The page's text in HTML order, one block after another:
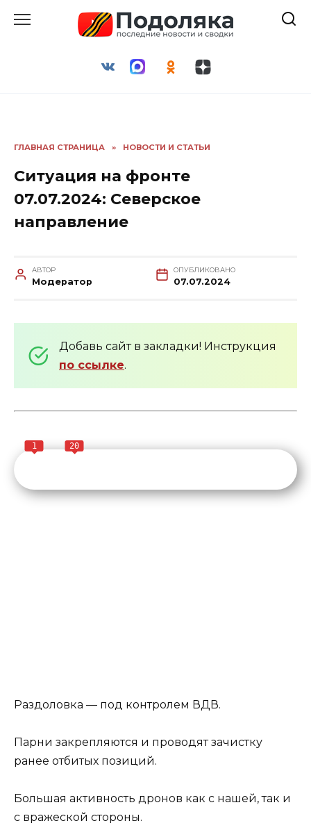
ГЛАВНАЯ СТРАНИЦА » НОВОСТИ И СТАТЬИ
Ситуация на фронте
07.07.2024: Северское
направление
АВТОР
Модератор
ОПУБЛИКОВАНО
07.07.2024
Добавь сайт в закладки! Инструкция
по ссылке.
1 20
Раздоловка — под контролем ВДВ.
Парни закрепляются и проводят зачистку
ранее отбитых позиций.
Большая активность дронов как с нашей, так и
с вражеской стороны.